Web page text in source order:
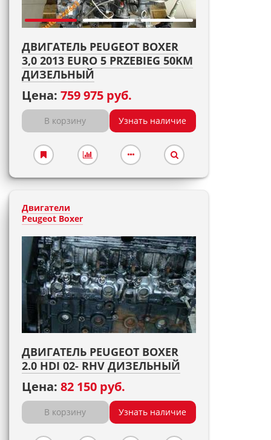
ДВИГАТЕЛЬ PEUGEOT BOXER
3,0 2013 EURO 5 PRZEBIEG 50KM
ДИЗЕЛЬНЫЙ
Цена: 759 975 руб.
В корзину Узнать наличие
Двигатели
Peugeot Boxer
ДВИГАТЕЛЬ PEUGEOT BOXER
2.0 HDI 02- RHV ДИЗЕЛЬНЫЙ
Цена: 82 150 руб.
В корзину Узнать наличие